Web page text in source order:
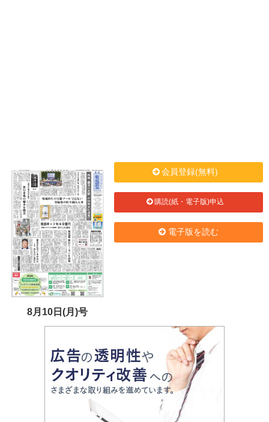
8月10日(月)号
会員登録(無料)
購読(紙・電子版)申込
電子版を読む